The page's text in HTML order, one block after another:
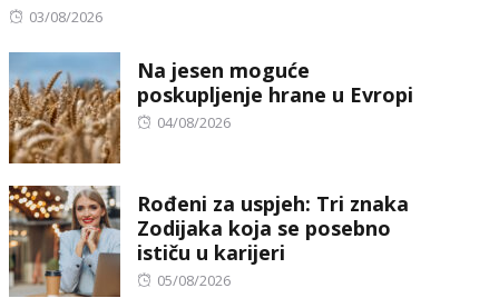
Posted
03/08/2026
Na jesen moguće
poskupljenje hrane u Evropi
Posted
04/08/2026
Rođeni za uspjeh: Tri znaka
Zodijaka koja se posebno
ističu u karijeri
Posted
05/08/2026